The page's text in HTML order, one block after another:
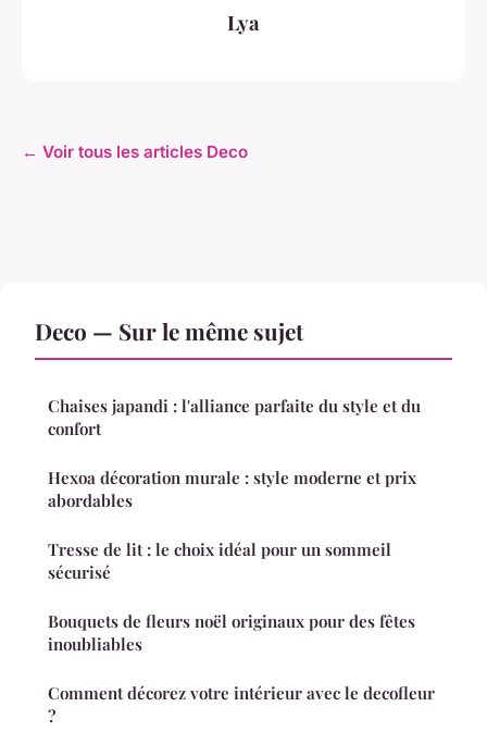
Lya
← Voir tous les articles Deco
Deco — Sur le même sujet
Chaises japandi : l'alliance parfaite du style et du
confort
Hexoa décoration murale : style moderne et prix
abordables
Tresse de lit : le choix idéal pour un sommeil
sécurisé
Bouquets de fleurs noël originaux pour des fêtes
inoubliables
Comment décorez votre intérieur avec le decofleur
?